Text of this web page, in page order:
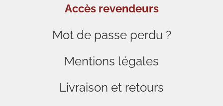
Accès revendeurs
Mot de passe perdu ?
Mentions légales
Livraison et retours